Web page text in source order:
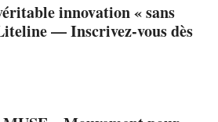
innovation « sans
— Inscrivez-vous dès